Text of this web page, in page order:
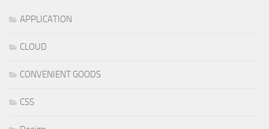
APPLICATION
CLOUD
CONVENIENT GOODS
CSS